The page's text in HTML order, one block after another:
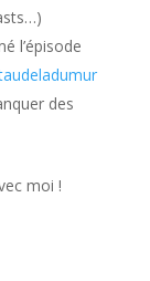
l’épisode
des
moi !